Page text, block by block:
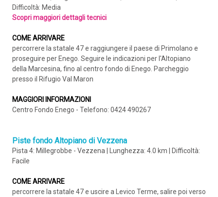
Difficoltà: Media
Scopri maggiori dettagli tecnici
COME ARRIVARE
percorrere la statale 47 e raggiungere il paese di Primolano e
proseguire per Enego. Seguire le indicazioni per l'Altopiano
della Marcesina, fino al centro fondo di Enego. Parcheggio
presso il Rifugio Val Maron
MAGGIORI INFORMAZIONI
Centro Fondo Enego - Telefono: 0424 490267
Piste fondo Altopiano di Vezzena
Pista 4: Millegrobbe - Vezzena | Lunghezza: 4.0 km | Difficoltà:
Facile
COME ARRIVARE
percorrere la statale 47 e uscire a Levico Terme, salire poi verso